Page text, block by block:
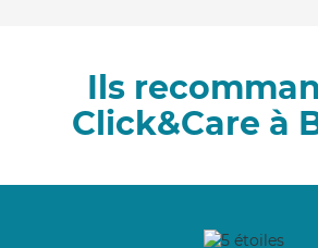
Ils
Click&Care à